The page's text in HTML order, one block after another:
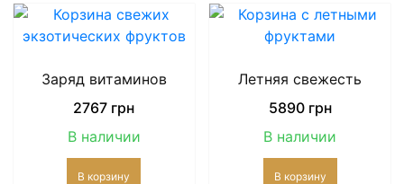
Заряд витаминов
2767 грн
В наличии
В корзину
Летняя свежесть
5890грн
В наличии
В корзину